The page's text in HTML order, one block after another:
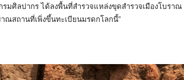
มศิลปากร ได้ลงพื้นที่สำรวจแหล่งขุดสำรวจเมืองโบราณ
สถานที่เพิ่งขึ้นทะเบียนมรดกโลกนี้”